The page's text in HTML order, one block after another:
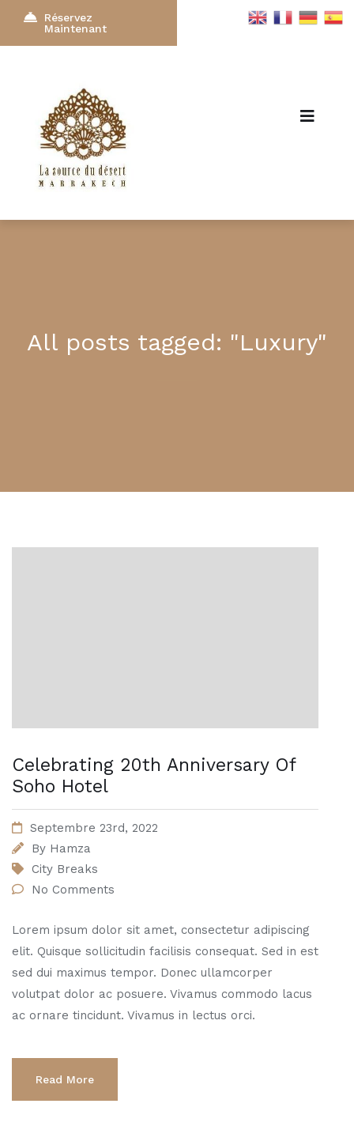
Réservez
Maintenant
All posts tagged: "Luxury"
Celebrating 20th Anniversary Of
Soho Hotel
Septembre 23rd, 2022
By Hamza
City Breaks
No Comments
Lorem ipsum dolor sit amet, consectetur adipiscing
elit. Quisque sollicitudin facilisis consequat. Sed in est
sed dui maximus tempor. Donec ullamcorper
volutpat dolor ac posuere. Vivamus commodo lacus
ac ornare tincidunt. Vivamus in lectus orci.
Read More